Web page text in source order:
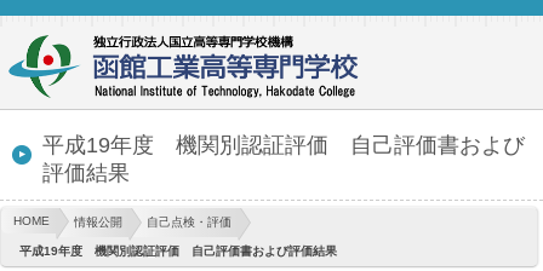
平成19年度 機関別認証評価 自己評価書および
評価結果
HOME 情報公開 自己点検・評価
平成19年度 機関別認証評価 自己評価書および評価結果